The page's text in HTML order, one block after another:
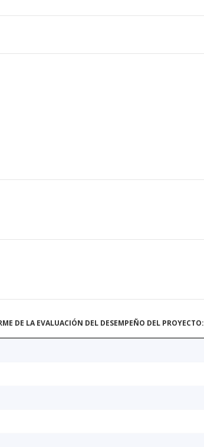
DE LA EVALUACIÓN DEL DESEMPEÑO DEL PROYECTO: